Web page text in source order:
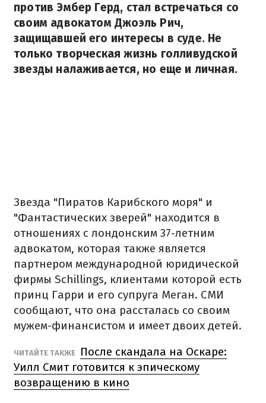
против Эмбер Герд, стал встречаться со
своим адвокатом Джоэль Рич,
защищавшей его интересы в суде. Не
только творческая жизнь голливудской
звезды налаживается, но еще и личная.
Звезда "Пиратов Карибского моря" и
"Фантастических зверей" находится в
отношениях с лондонским 37-летним
адвокатом, которая также является
партнером международной юридической
фирмы Schillings, клиентами которой есть
принц Гарри и его супруга Меган. СМИ
сообщают, что она рассталась со своим
мужем-финансистом и имеет двоих детей.
ЧИТАЙТЕ ТАКЖЕ
После скандала на Оскаре:
Уилл Смит готовится к эпическому
возвращению в кино